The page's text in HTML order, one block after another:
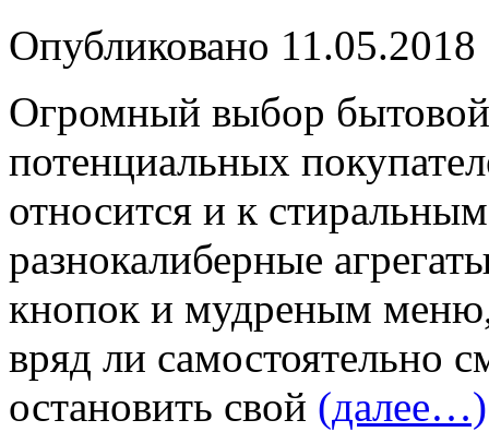
Опубликовано 11.05.2018
Огромный выбор бытовой
потенциальных
относится и к
разнокалиберные
кнопок и мудреным
вряд ли самостоятельно
остановить свой (далее…)